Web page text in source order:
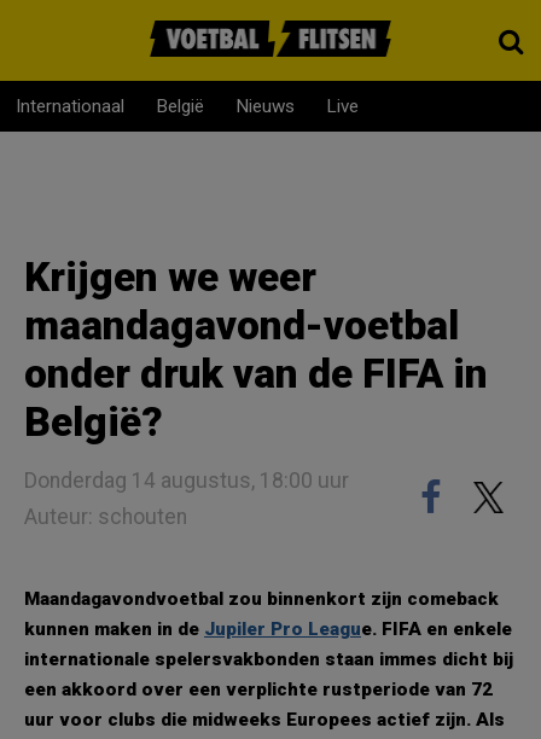
Internationaal België Nieuws Live
Krijgen we weer
maandagavond-voetbal
onder druk van de FIFA in
België?
Donderdag 14 augustus, 18:00 uur
Auteur: schouten
Maandagavondvoetbal zou binnenkort zijn comeback
kunnen maken in de Jupiler Pro League. FIFA en enkele
internationale spelersvakbonden staan immes dicht bij
een akkoord over een verplichte rustperiode van 72
uur voor clubs die midweeks Europees actief zijn. Als